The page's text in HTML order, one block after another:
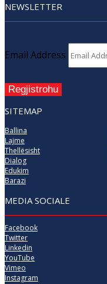
NEWSLETTER
Email Address
Regjistrohu
SITEMAP
Ballina
Lajme
Thellësisht
Dialog
Edukim
Barazi
MEDIA SOCIALE
Facebook
Twitter
Linkedin
YouTube
Vimeo
Instagram